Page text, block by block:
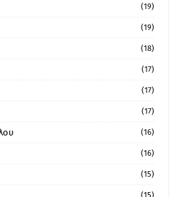
(19)
(19)
(18)
(17)
(17)
(17)
(16)
(16)
(15)
(15)